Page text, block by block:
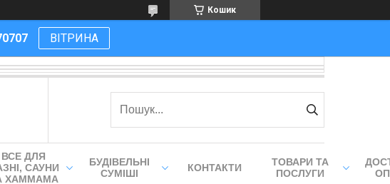
Кошик
ВІТРИНА
ВСЕ ДЛЯ
САУНИ
ХАММАМА
БУДІВЕЛЬНІ
СУМІШІ
КОНТАКТИ
ТОВАРИ ТА
ПОСЛУГИ